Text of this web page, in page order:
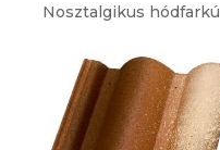
Nosztalgikus hódfarkú